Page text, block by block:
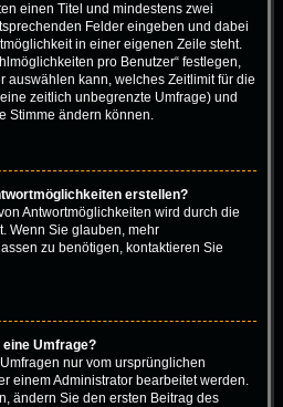
einen Titel und mindestens zwei
Felder eingeben und dabei
in einer eigenen Zeile steht.
pro Benutzer“ festlegen,
auswählen kann, welches Zeitlimit für die
zeitlich unbegrenzte Umfrage) und
Stimme ändern können.
erstellen?
Antwortmöglichkeiten wird durch die
Wenn Sie glauben, mehr
zu benötigen, kontaktieren Sie
Umfrage?
nur vom ursprünglichen
einem Administrator bearbeitet werden.
ändern Sie den ersten Beitrag des